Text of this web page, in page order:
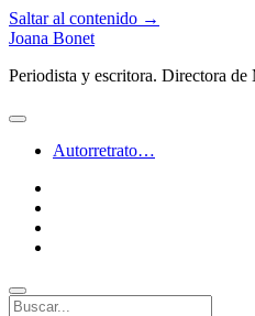
Saltar al contenido →
Joana Bonet
Periodista y escritora. Directora de
abrir
Autorretrato…
Buscar